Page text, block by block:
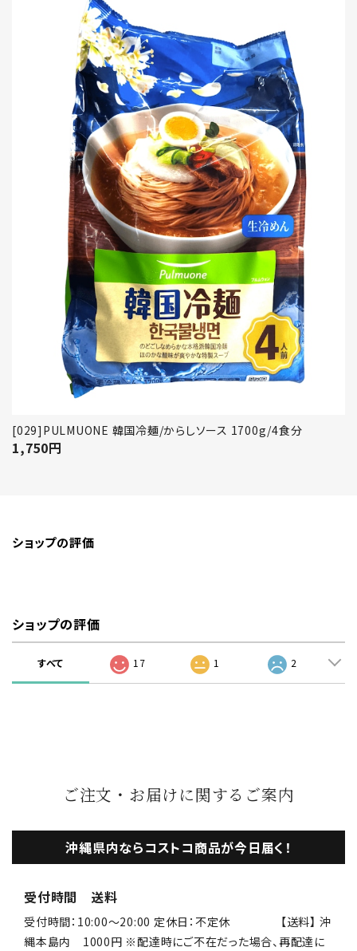
[029]PULMUONE 韓国冷麺/からしソース 1700g/4食分
1,750円
ショップの評価
ショップの評価
すべて 17 1 2
ご注文・お届けに関するご案内
沖縄県内ならコストコ商品が今日届く！
受付時間 送料
受付時間：10:00〜20:00 定休日：不定休 【送料】 沖
縄本島内 1000円 ※配達時にご不在だった場合、再配達に